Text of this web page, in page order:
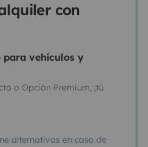
con
para vehículos y
o Opción Premium, ¡tú
alternativas en caso de